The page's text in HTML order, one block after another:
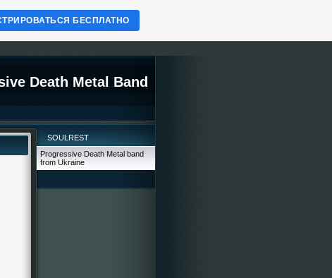
Death Metal Band
SOULREST
Progressive Death Metal band
from Ukraine
БЕСПЛАТНО